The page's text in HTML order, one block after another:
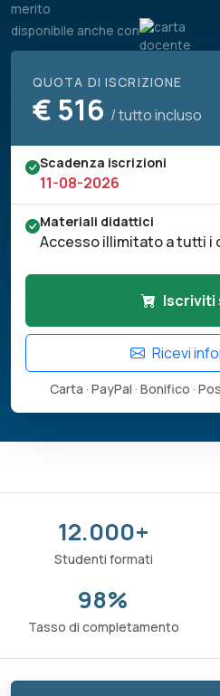
merito
disponibile anche con
QUOTA DI ISCRIZIONE
€ 516 / tutto incluso
Scadenza iscrizioni
11-08-2026
Materiali didattici
Accesso illimitato a tutti i
Iscriviti
Ricevi
Carta · PayPal · Bonifico ·
12.000+
Studenti formati
98%
Tasso di completamento